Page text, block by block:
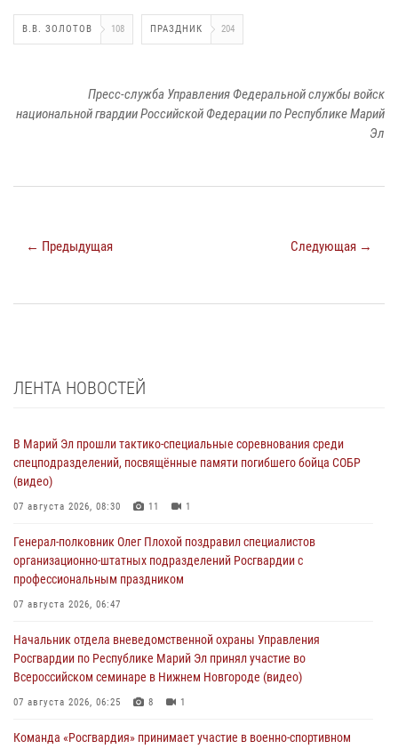
В.В. ЗОЛОТОВ 108 ПРАЗДНИК 204
Пресс-служба Управления Федеральной службы войск
национальной гвардии Российской Федерации по Республике Марий
Эл
← Предыдущая Следующая →
ЛЕНТА НОВОСТЕЙ
В Марий Эл прошли тактико-специальные соревнования среди
спецподразделений, посвящённые памяти погибшего бойца СОБР
(видео)
07 августа 2026, 08:30 11 1
Генерал-полковник Олег Плохой поздравил специалистов
организационно-штатных подразделений Росгвардии с
профессиональным праздником
07 августа 2026, 06:47
Начальник отдела вневедомственной охраны Управления
Росгвардии по Республике Марий Эл принял участие во
Всероссийском семинаре в Нижнем Новгороде (видео)
07 августа 2026, 06:25 8 1
Команда «Росгвардия» принимает участие в военно-спортивном